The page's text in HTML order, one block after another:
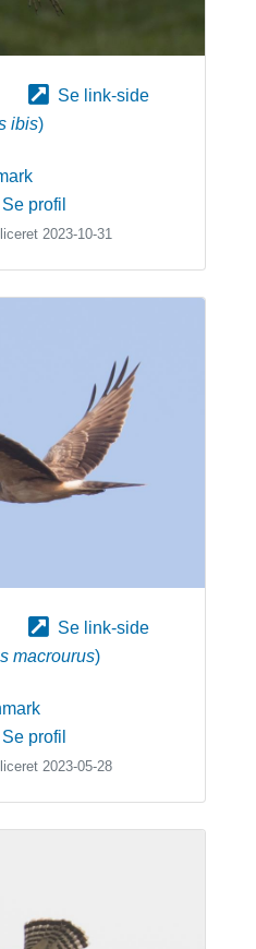
Se link-side
ibis)
Se profil
2023-10-31
Se link-side
macrourus)
Se profil
2023-05-28